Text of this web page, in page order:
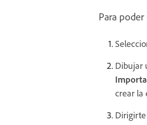
Para
Dibujar
crear la